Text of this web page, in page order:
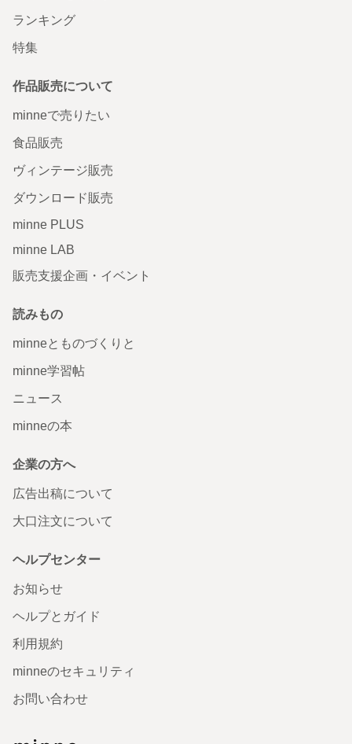
ランキング
特集
作品販売について
minneで売りたい
食品販売
ヴィンテージ販売
ダウンロード販売
minne PLUS
minne LAB
販売支援企画・イベント
読みもの
minneとものづくりと
minne学習帖
ニュース
minneの本
企業の方へ
広告出稿について
大口注文について
ヘルプセンター
お知らせ
ヘルプとガイド
利用規約
minneのセキュリティ
お問い合わせ